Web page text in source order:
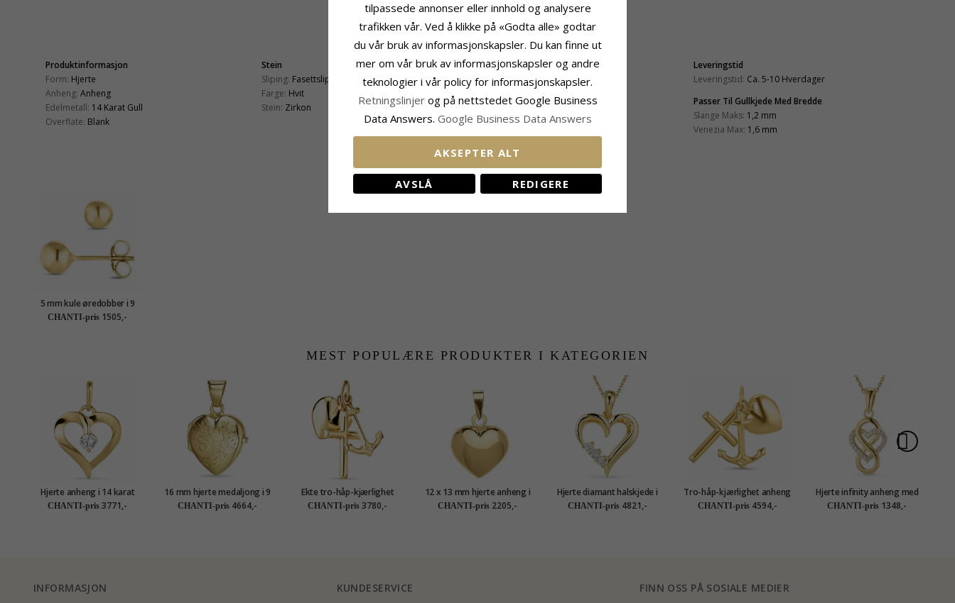
Produktinformasjon
Form: Hjerte
Anheng: Anheng
Edelmetall: 14 Karat Gull
Overflate: Blank
Stein
Sliping: Fasettslipt
Farge: Hvit
Stein: Zirkon
Fatning
Høyde: 10,4 mm
Leveringstid
Leveringstid: Ca. 5-10 Hverdager
Passer Til Gullkjede Med Bredde
Slange Maks: 1,2 mm
Venezia Max: 1,6 mm
KUNDER KJØPER OGSÅ
5 mm kule øredobber i 9
karat gull - Gold Collection
CHANTI-pris 1505,-
MEST POPULÆRE PRODUKTER I KATEGORIEN
Hjerte anheng i 14 karat
gull - Gold Collection
CHANTI-pris 3771,-
16 mm hjerte medaljong i 9
karat gull
CHANTI-pris 4664,-
Ekte tro-håp-kjærlighet
anheng i 9 karat gull -
Amoré
CHANTI-pris 3780,-
12 x 13 mm hjerte anheng i
8 karat - Amoré
CHANTI-pris 2205,-
Hjerte diamant halskjede i
forgylt sølv med anheng i 8
karat - Gold Collection
CHANTI-pris 4821,-
Tro-håp-kjærlighet anheng
i 14 karat gull - Amoré
CHANTI-pris 4594,-
Hjerte infinity anheng med
halskjede i forgylt sølv
CHANTI-pris 1348,-
INFORMASJON KUNDESERVICE FINN OSS PÅ SOSIALE MEDIER
tilpassede annonser eller innhold og analysere
trafikken vår. Ved å klikke på «Godta alle» godtar
du vår bruk av informasjonskapsler. Du kan finne ut
mer om vår bruk av informasjonskapsler og andre
teknologier i vår policy for informasjonskapsler.
Retningslinjer og på nettstedet Google Business
Data Answers. Google Business Data Answers
AKSEPTER ALT
AVSLÅ REDIGERE